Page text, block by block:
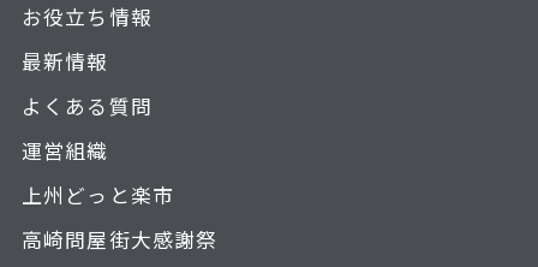
お役立ち情報
最新情報
よくある質問
運営組織
上州どっと楽市
高崎問屋街大感謝祭